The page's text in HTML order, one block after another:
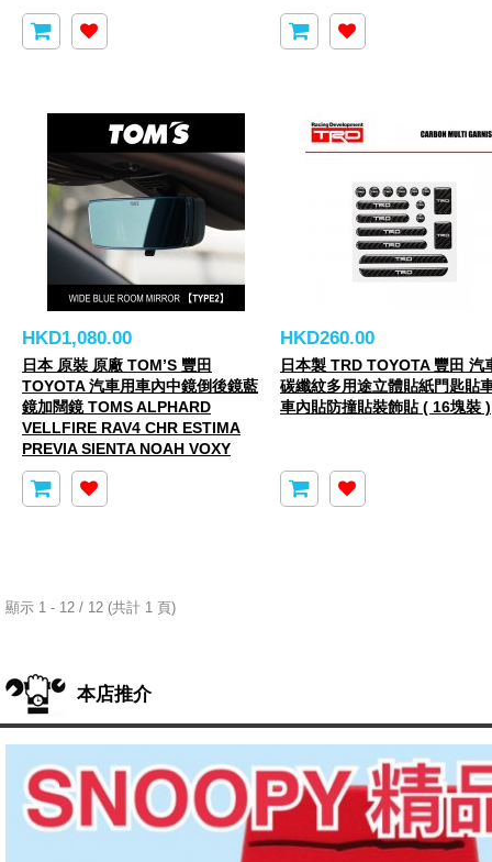
HKD1,080.00
日本 原裝 原廠 TOM’S 豐田
TOYOTA 汽車用車內中鏡倒後鏡藍
鏡加闊鏡 TOMS ALPHARD
VELLFIRE RAV4 CHR ESTIMA
PREVIA SIENTA NOAH VOXY
HKD260.00
日本製 TRD TOYOTA 豐田 汽
碳纖紋多用途立體貼紙門匙貼
車內貼防撞貼裝飾貼 ( 16塊裝 )
顯示 1 - 12 / 12 (共計 1 頁)
本店推介